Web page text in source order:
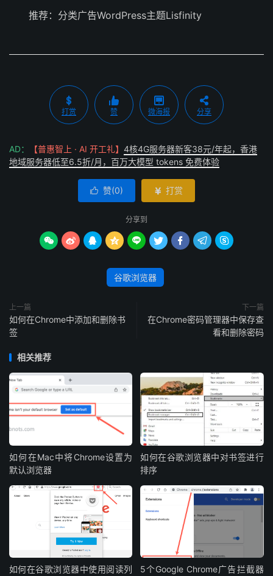
推荐：分类广告WordPress主题Lisfinity
打赏 赞 微海报 分享
AD： 【普惠智上 · AI 开工礼】 4核4G服务器新客38元/年起，香港
地域服务器低至6.5折/月，百万大模型 tokens 免费体验
 赞(0)  打赏
分享到
        
谷歌浏览器
上一篇
如何在Chrome中添加和删除书
签
下一篇
在Chrome密码管理器中保存查
看和删除密码
相关推荐
如何在Mac中将Chrome设置为
默认浏览器
如何在谷歌浏览器中对书签进行
排序
如何在谷歌浏览器中使用阅读列
5个Google Chrome广告拦截器